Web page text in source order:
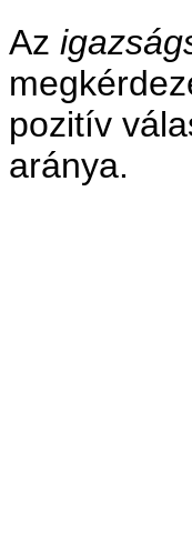
Az
pozitív
aránya.